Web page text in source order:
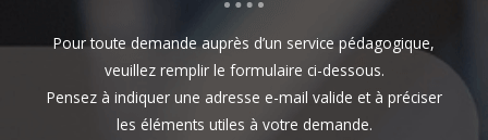
Pour toute demande auprès d’un service pédagogique,
veuillez remplir le formulaire ci-dessous.
Pensez à indiquer une adresse e-mail valide et à préciser
les éléments utiles à votre demande.